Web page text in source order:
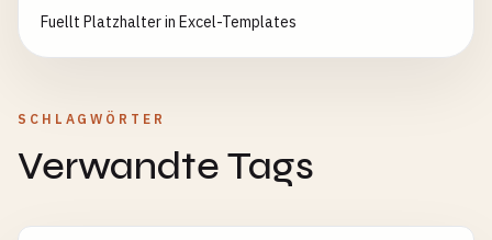
Fuellt Platzhalter in Excel-Templates
SCHLAGWÖRTER
Verwandte Tags